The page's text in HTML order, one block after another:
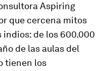
Aspiring
que cercena mitos
de los 600.000
de las aulas del
tienen los